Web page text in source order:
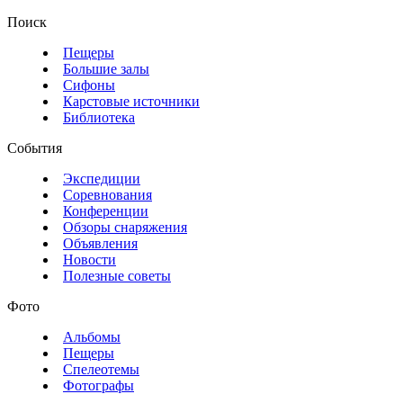
Поиск
Пещеры
Большие залы
Сифоны
Карстовые источники
Библиотека
События
Экспедиции
Соревнования
Конференции
Обзоры снаряжения
Объявления
Новости
Полезные советы
Фото
Альбомы
Пещеры
Спелеотемы
Фотографы